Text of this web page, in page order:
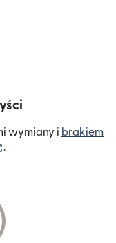
wymiany i brakiem
.